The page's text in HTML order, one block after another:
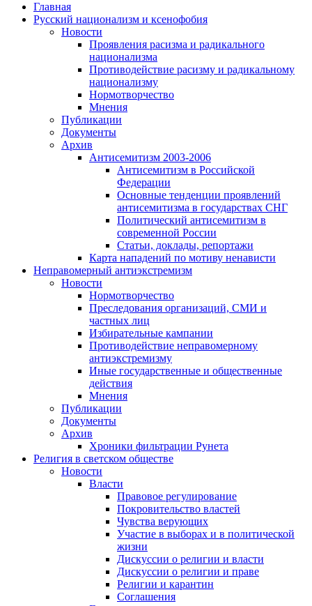
Главная
Русский национализм и ксенофобия
Новости
Проявления расизма и радикального
национализма
Противодействие расизму и радикальному
национализму
Нормотворчество
Мнения
Публикации
Документы
Архив
Антисемитизм 2003-2006
Антисемитизм в Российской
Федерации
Основные тенденции проявлений
антисемитизма в государствах СНГ
Политический антисемитизм в
современной России
Статьи, доклады, репортажи
Карта нападений по мотиву ненависти
Неправомерный антиэкстремизм
Новости
Нормотворчество
Преследования организаций, СМИ и
частных лиц
Избирательные кампании
Противодействие неправомерному
антиэкстремизму
Иные государственные и общественные
действия
Мнения
Публикации
Документы
Архив
Хроники фильтрации Рунета
Религия в светском обществе
Новости
Власти
Правовое регулирование
Покровительство властей
Чувства верующих
Участие в выборах и в политической
жизни
Дискуссии о религии и власти
Дискуссии о религии и праве
Религии и карантин
Соглашения